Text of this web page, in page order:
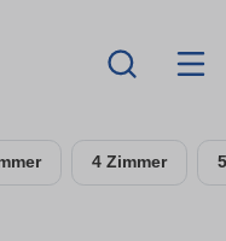
4 Zimmer